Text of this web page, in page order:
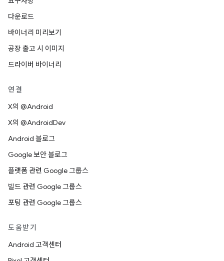
다운로드
바이너리 미리보기
공장 출고 시 이미지
드라이버 바이너리
연결
X의 @Android
X의 @AndroidDev
Android 블로그
Google 보안 블로그
플랫폼 관련 Google 그룹스
빌드 관련 Google 그룹스
포팅 관련 Google 그룹스
도움받기
Android 고객센터